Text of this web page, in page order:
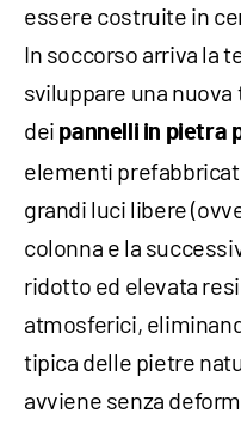
essere costruite in
In soccorso arriva la
sviluppare una
dei pannelli in pietra
elementi
grandi luci libere
colonna e la
ridotto ed elevata
atmosferici,
tipica delle pietre
avviene senza